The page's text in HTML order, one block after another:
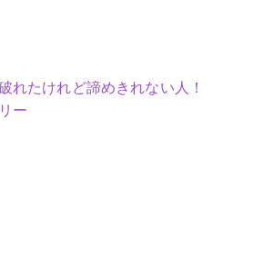
れたけれど諦めきれない人！
ー